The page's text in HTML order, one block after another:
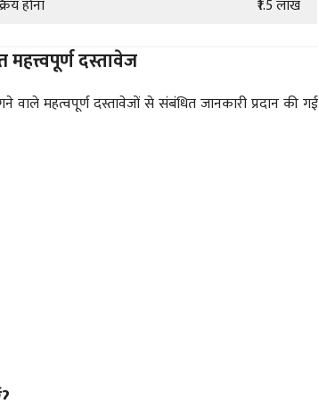
होना ₹1.5 लाख
दस्तावेज
महत्वपूर्ण दस्तावेजों से संबंधित जानकारी प्रदान की गई